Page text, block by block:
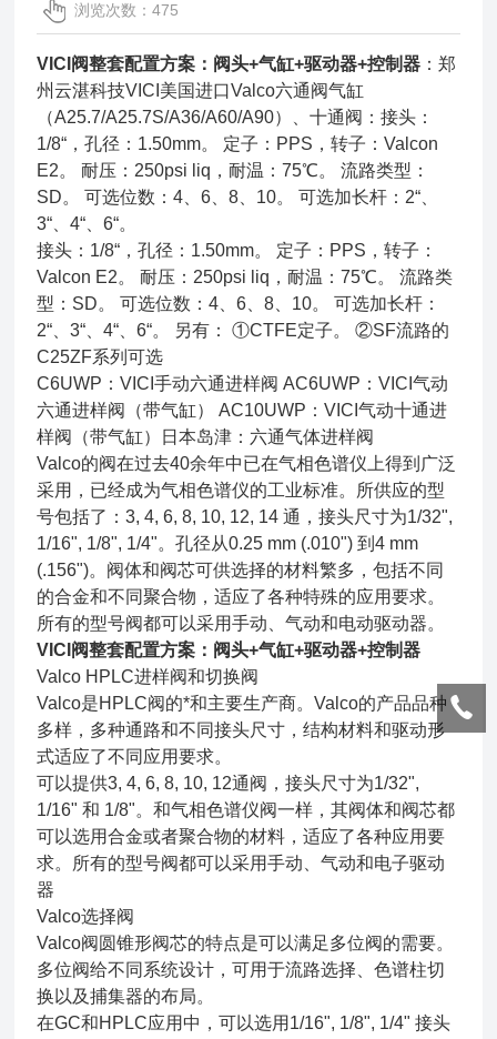
浏览次数：475
VICI阀整套配置方案：阀头+气缸+驱动器+控制器 ：郑
州云湛科技VICI美国进口Valco六通阀气缸
（A25.7/A25.7S/A36/A60/A90）、十通阀：接头：
1/8“，孔径：1.50mm。 定子：PPS，转子：Valcon
E2。 耐压：250psi liq，耐温：75℃。 流路类型：
SD。 可选位数：4、6、8、10。 可选加长杆：2“、
3“、4“、6“。
接头：1/8“，孔径：1.50mm。 定子：PPS，转子：
Valcon E2。 耐压：250psi liq，耐温：75℃。 流路类
型：SD。 可选位数：4、6、8、10。 可选加长杆：
2“、3“、4“、6“。 另有： ①CTFE定子。 ②SF流路的
C25ZF系列可选
C6UWP：VICI手动六通进样阀 AC6UWP：VICI气动
六通进样阀（带气缸） AC10UWP：VICI气动十通进
样阀（带气缸）日本岛津：六通气体进样阀
Valco的阀在过去40余年中已在气相色谱仪上得到广泛
采用，已经成为气相色谱仪的工业标准。所供应的型
号包括了：3, 4, 6, 8, 10, 12, 14 通，接头尺寸为1/32",
1/16", 1/8", 1/4"。孔径从0.25 mm (.010") 到4 mm
(.156")。阀体和阀芯可供选择的材料繁多，包括不同
的合金和不同聚合物，适应了各种特殊的应用要求。
所有的型号阀都可以采用手动、气动和电动驱动器。
VICI阀整套配置方案：阀头+气缸+驱动器+控制器
Valco HPLC进样阀和切换阀
Valco是HPLC阀的*和主要生产商。Valco的产品品种
多样，多种通路和不同接头尺寸，结构材料和驱动形
式适应了不同应用要求。
可以提供3, 4, 6, 8, 10, 12通阀，接头尺寸为1/32",
1/16" 和 1/8"。和气相色谱仪阀一样，其阀体和阀芯都
可以选用合金或者聚合物的材料，适应了各种应用要
求。所有的型号阀都可以采用手动、气动和电子驱动
器
Valco选择阀
Valco阀圆锥形阀芯的特点是可以满足多位阀的需要。
多位阀给不同系统设计，可用于流路选择、色谱柱切
换以及捕集器的布局。
在GC和HPLC应用中，可以选用1/16", 1/8", 1/4" 接头